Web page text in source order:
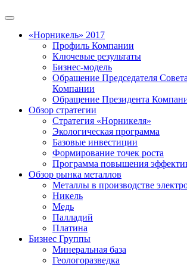
«Норникель» 2017
Профиль Компании
Ключевые результаты
Бизнес-модель
Обращение Председателя
Компании
Обращение Президента
Обзор стратегии
Стратегия «Норникеля»
Экологическая программа
Базовые инвестиции
Формирование точек роста
Программа повышения
Обзор рынка металлов
Металлы в производстве
Никель
Медь
Палладий
Платина
Бизнес Группы
Минеральная база
Геологоразведка